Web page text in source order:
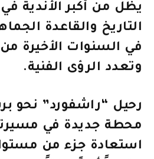
يظل من أكبر الأندية
التاريخ والقاعدة
في السنوات الأخيرة من
وتعدد الرؤى الفنية.
رحيل “راشفورد” نحو
محطة جديدة في
استعادة جزء من